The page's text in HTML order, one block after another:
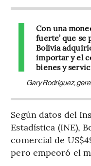
Con una
fuerte’ que
Bolivia
importar y el
bienes y
Gary Rodríguez,
Según datos del
Estadística (INE),
comercial de
pero empeoró el